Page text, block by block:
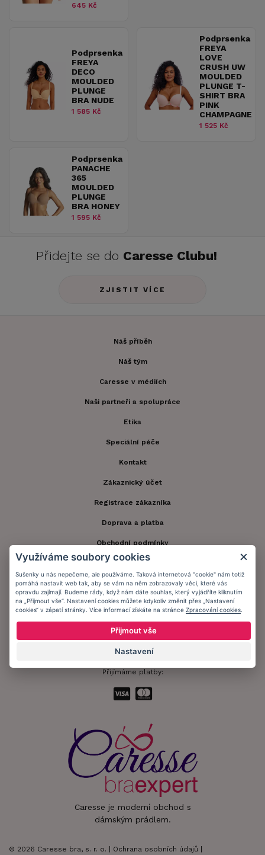
645 Kč
Podprsenka
FREYA
DECO
MOULDED
PLUNGE
BRA NUDE
1 585 Kč
Podprsenka
FREYA
LOVE
CRUSH UW
MOULDED
PLUNGE T-
SHIRT BRA
PINK
CHAMPAGNE
1 525 Kč
Podprsenka
PANACHE
365
MOULDED
PLUNGE
BRA HONEY
1 595 Kč
Přidejte se do Caresse Clubu!
ZJISTIT VÍCE
Caresse je moderní obchod s
dámským prádlem.
© 2026 Caresse bra, s. r. o. | Ochrana osobních údajů |
Náš příběh
Náš tým
Caresse v médiích
Naši partneři a spolupráce
Etika
Speciální péče
Kontakt
Zákaznický účet
Registrace zákazníka
Doprava a platba
Obchodní podmínky
Ochrana osobních údajů
Informační memorandum
Zůstaňte s námi v kontaktu.
Přijímáme platby:
Využíváme soubory cookies
Sušenky u nás nepečeme, ale používáme. Taková internetová "cookie" nám totiž
pomáhá nastavit web tak, aby se vám na něm zobrazovaly věci, které vás
opravdu zajímají. Budeme rády, když nám dáte souhlas, který vyjádříte kliknutím
na „Přijmout vše“. Nastavení cookies můžete kdykoliv změnit přes „Nastavení
cookies“ v zápatí stránky. Více informací získáte na stránce Zpracování cookies
Přijmout vše
Nastavení